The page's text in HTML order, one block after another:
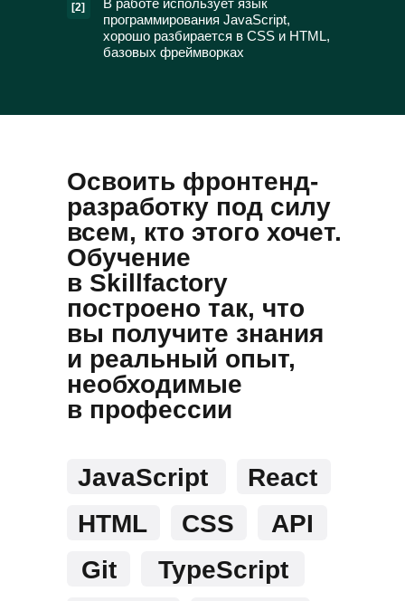
[2]
В работе использует язык
программирования JavaScript,
хорошо разбирается в CSS и HTML,
базовых фреймворках
Освоить фронтенд-
разработку под силу
всем, кто этого хочет.
Обучение
в Skillfactory
построено так, что
вы получите знания
и реальный опыт,
необходимые
в профессии
JavaScript
TypeScript
React
HTML
CSS
API
Git